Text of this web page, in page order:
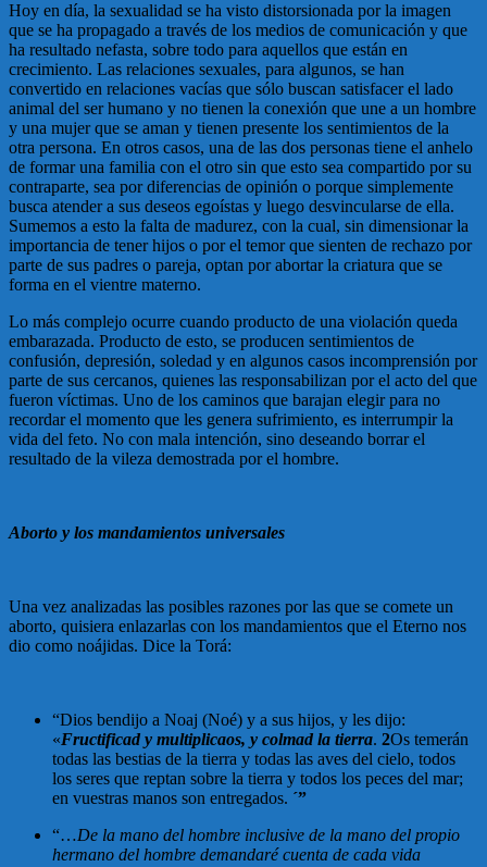
Hoy en día, la sexualidad se ha visto distorsionada por la imagen
que se ha propagado a través de los medios de comunicación y que
ha resultado nefasta, sobre todo para aquellos que están en
crecimiento. Las relaciones sexuales, para algunos, se han
convertido en relaciones vacías que sólo buscan satisfacer el lado
animal del ser humano y no tienen la conexión que une a un hombre
y una mujer que se aman y tienen presente los sentimientos de la
otra persona. En otros casos, una de las dos personas tiene el anhelo
de formar una familia con el otro sin que esto sea compartido por su
contraparte, sea por diferencias de opinión o porque simplemente
busca atender a sus deseos egoístas y luego desvincularse de ella.
Sumemos a esto la falta de madurez, con la cual, sin dimensionar la
importancia de tener hijos o por el temor que sienten de rechazo por
parte de sus padres o pareja, optan por abortar la criatura que se
forma en el vientre materno.
Lo más complejo ocurre cuando producto de una violación queda
embarazada. Producto de esto, se producen sentimientos de
confusión, depresión, soledad y en algunos casos incomprensión por
parte de sus cercanos, quienes las responsabilizan por el acto del que
fueron víctimas. Uno de los caminos que barajan elegir para no
recordar el momento que les genera sufrimiento, es interrumpir la
vida del feto. No con mala intención, sino deseando borrar el
resultado de la vileza demostrada por el hombre.
Aborto y los mandamientos universales
Una vez analizadas las posibles razones por las que se comete un
aborto, quisiera enlazarlas con los mandamientos que el Eterno nos
dio como noájidas. Dice la Torá:
“Dios bendijo a Noaj (Noé) y a sus hijos, y les dijo:
«Fructificad y multiplicaos, y colmad la tierra. 2Os temerán
todas las bestias de la tierra y todas las aves del cielo, todos
los seres que reptan sobre la tierra y todos los peces del mar;
en vuestras manos son entregados. ´”
“…De la mano del hombre inclusive de la mano del propio
hermano del hombre demandaré cuenta de cada vida